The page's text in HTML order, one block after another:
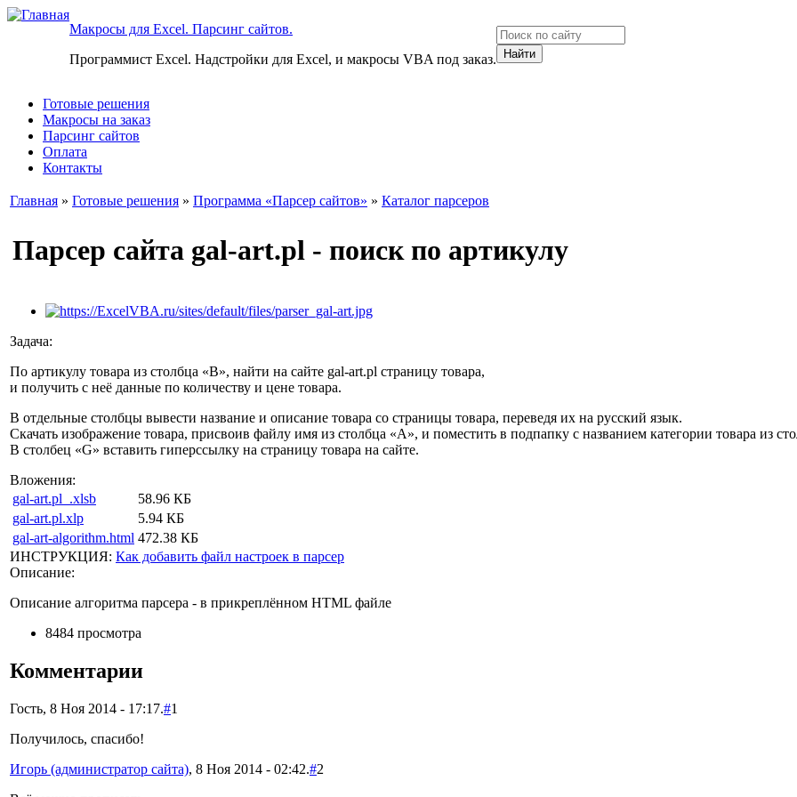
Макросы для Excel. Парсинг сайтов.
Программист Excel. Надстройки для Excel, и макросы VBA под заказ.
Готовые решения
Макросы на заказ
Парсинг сайтов
Оплата
Контакты
Главная » Готовые решения » Программа «Парсер сайтов» » Каталог парсеров
Парсер сайта gal-art.pl - поиск по артикулу
Задача:
По артикулу товара из столбца «B», найти на сайте gal-art.pl страницу товара,
и получить с неё данные по количеству и цене товара.
В отдельные столбцы вывести название и описание товара со страницы товара, переведя их на русский язык.
Скачать изображение товара, присвоив файлу имя из столбца «A», и поместить в подпапку с названием категории товара из
В столбец «G» вставить гиперссылку на страницу товара на сайте.
Вложения:
gal-art.pl_.xlsb
58.96 КБ
gal-art.pl.xlp
5.94 КБ
gal-art-algorithm.html 472.38 КБ
ИНСТРУКЦИЯ: Как добавить файл настроек в парсер
Описание:
Описание алгоритма парсера - в прикреплённом HTML файле
8484 просмотра
Комментарии
Гость, 8 Ноя 2014 - 17:17.#1
Получилось, спасибо!
Игорь (администратор сайта), 8 Ноя 2014 - 02:42.#2